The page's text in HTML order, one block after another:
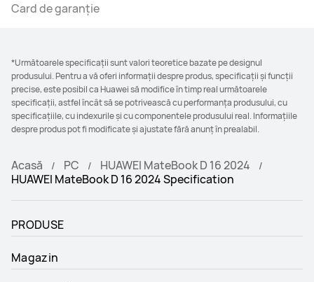
Card de garanție
*Următoarele specificații sunt valori teoretice bazate pe designul
produsului. Pentru a vă oferi informații despre produs, specificații și funcții
precise, este posibil ca Huawei să modifice în timp real următoarele
specificații, astfel încât să se potrivească cu performanța produsului, cu
specificațiile, cu indexurile și cu componentele produsului real. Informațiile
despre produs pot fi modificate și ajustate fără anunț în prealabil.
Acasă PC
HUAWEI MateBook D 16 2024
HUAWEI MateBook D 16 2024 Specification
PRODUSE
Magazin